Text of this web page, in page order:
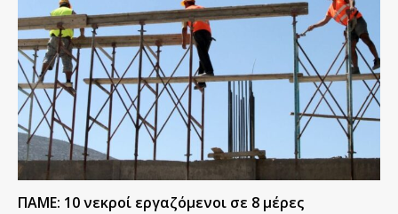
ΠΑΜΕ: 10 νεκροί εργαζόμενοι σε 8 μέρες